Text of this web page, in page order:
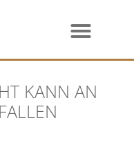
KANN AN